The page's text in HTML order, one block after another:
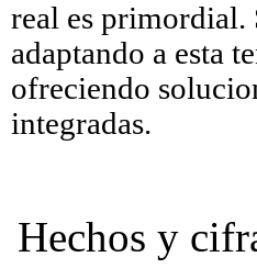
real es primordial.
adaptando a esta
ofreciendo
integradas.
Hechos y